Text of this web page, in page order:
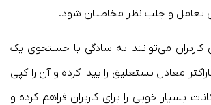
تعامل و جلب نظر مخاطبان شود.
می‌توانند به سادگی با جستجوی یک
معادل نستعلیق را پیدا کرده و آن را کپی
بسیار خوبی را برای کاربران فراهم کرده و